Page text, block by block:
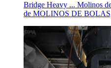
Bridge Heavy ... Molinos
de MOLINOS DE